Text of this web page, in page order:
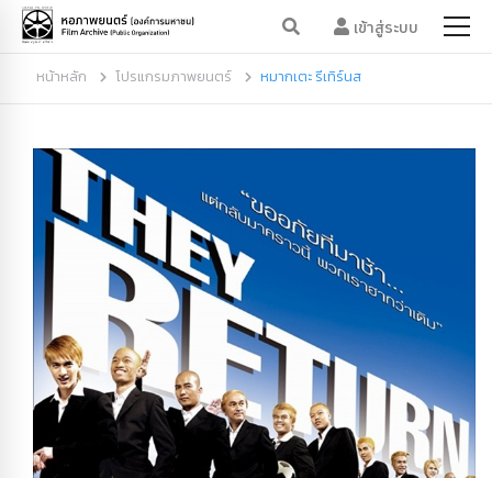
เข้าสู่ระบบ
หน้าหลัก โปรแกรมภาพยนตร์ หมากเตะ รีเทิร์นส